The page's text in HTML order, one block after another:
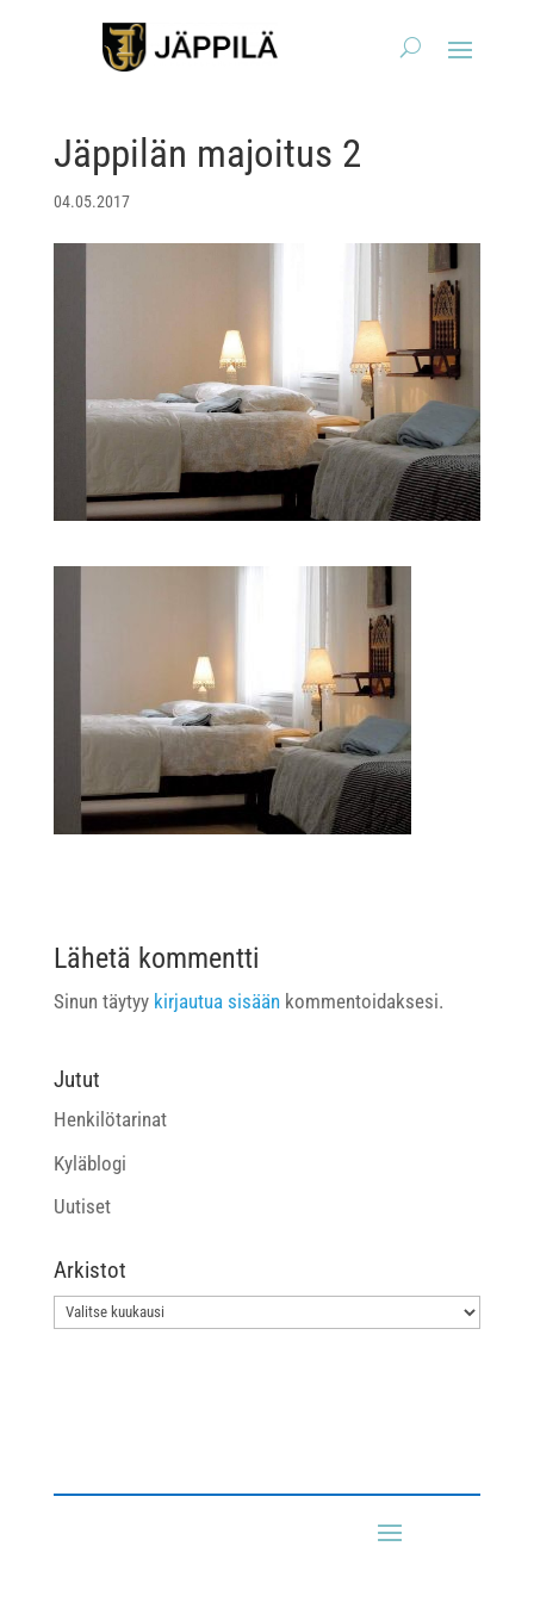
Jäppilän majoitus 2
04.05.2017
Lähetä kommentti
Sinun täytyy kirjautua sisäänkommentoidaksesi.
Jutut
Henkilötarinat
Kyläblogi
Uutiset
Arkistot
Arkistot